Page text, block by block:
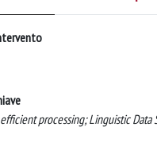
processing; Linguistic